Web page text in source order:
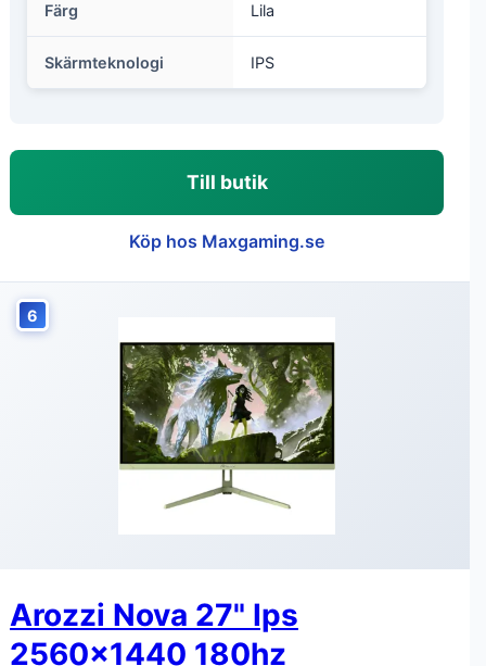
Färg Lila
Skärmteknologi IPS
Till butik
Köp hos Maxgaming.se
6
Arozzi Nova 27" Ips
2560x1440 180hz